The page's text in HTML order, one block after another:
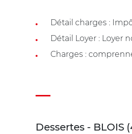
Détail charges :
Détail Loyer : Loyer
Charges :
Dessertes - BLOIS